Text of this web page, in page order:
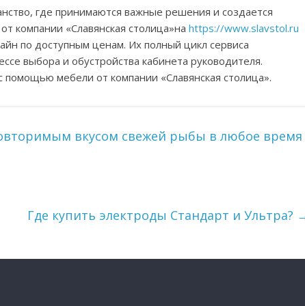
где принимаются важные решения и создается
компании «Славянская столица»на https://www.slavstol.ru
по доступным ценам. Их полный цикл сервиса
выбора и обустройства кабинета руководителя.
мебели от компании «Славянская столица».
вкусом свежей рыбы в любое время
Где купить электроды Стандарт и Ультра?